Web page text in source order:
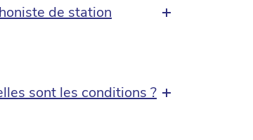
de station
sont les conditions ?